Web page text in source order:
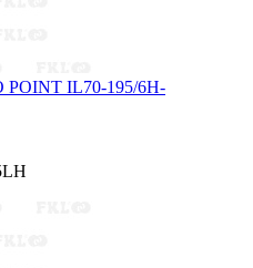
POINT IL70-195/6H-